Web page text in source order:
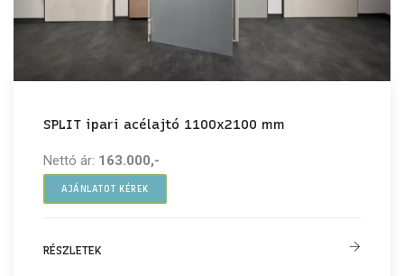
SPLIT ipari acélajtó 1100x2100 mm
Nettó ár: 163.000,-
AJÁNLATOT KÉREK
RÉSZLETEK